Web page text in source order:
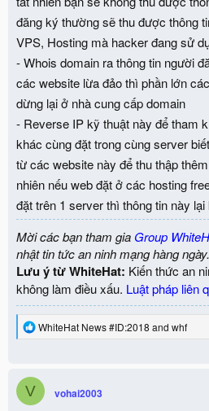
đăng ký thường sẽ thu được thông
VPS, Hosting mà hacker đang sử
- Whois domain ra thông tin người
các website lừa đảo thì phần lớn
dừng lại ở nhà cung cấp domain
- Reverse IP kỹ thuật này để tham
khác cùng đặt trong cùng server
từ các website này để thu thập
nhiên nếu web đặt ở các hosting
đặt trên 1 server thì thông tin này
Mời các bạn tham gia Group
nhật tin tức an ninh mạng hàng ngày.
Lưu ý từ WhiteHat: Kiến thức an
không làm điều xấu. Luật pháp liên
R
t
o
WhiteHat News #ID:2018 and whf
V vohai2003